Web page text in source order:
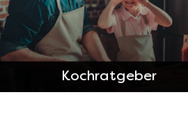
Kochratgeber